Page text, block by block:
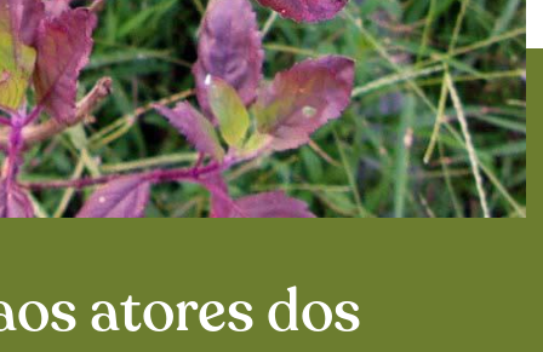
atores dos